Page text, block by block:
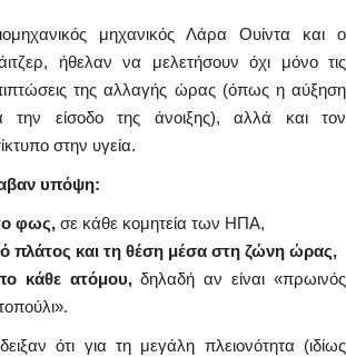
μηχανικός Λάρα Ουίντα και ο
ήθελαν να μελετήσουν όχι μόνο τις
της αλλαγής ώρας (όπως η αύξηση
την είσοδο της άνοιξης), αλλά και τον
στην υγεία.
υπόψη:
φως, σε κάθε κομητεία των ΗΠΑ,
πλάτος και τη θέση μέσα στη ζώνη ώρας,
κάθε ατόμου,δηλαδή αν είναι «πρωινός
ότι για τη μεγάλη πλειονότητα (ιδίως